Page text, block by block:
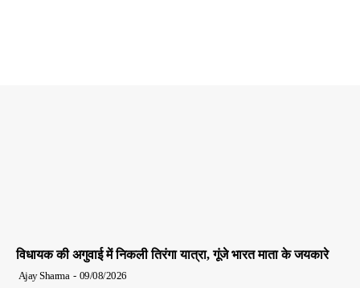
विधायक की अगुवाई में निकली तिरंगा यात्रा, गूंजे भारत माता के जयकारे
Ajay Sharma - 09/08/2026